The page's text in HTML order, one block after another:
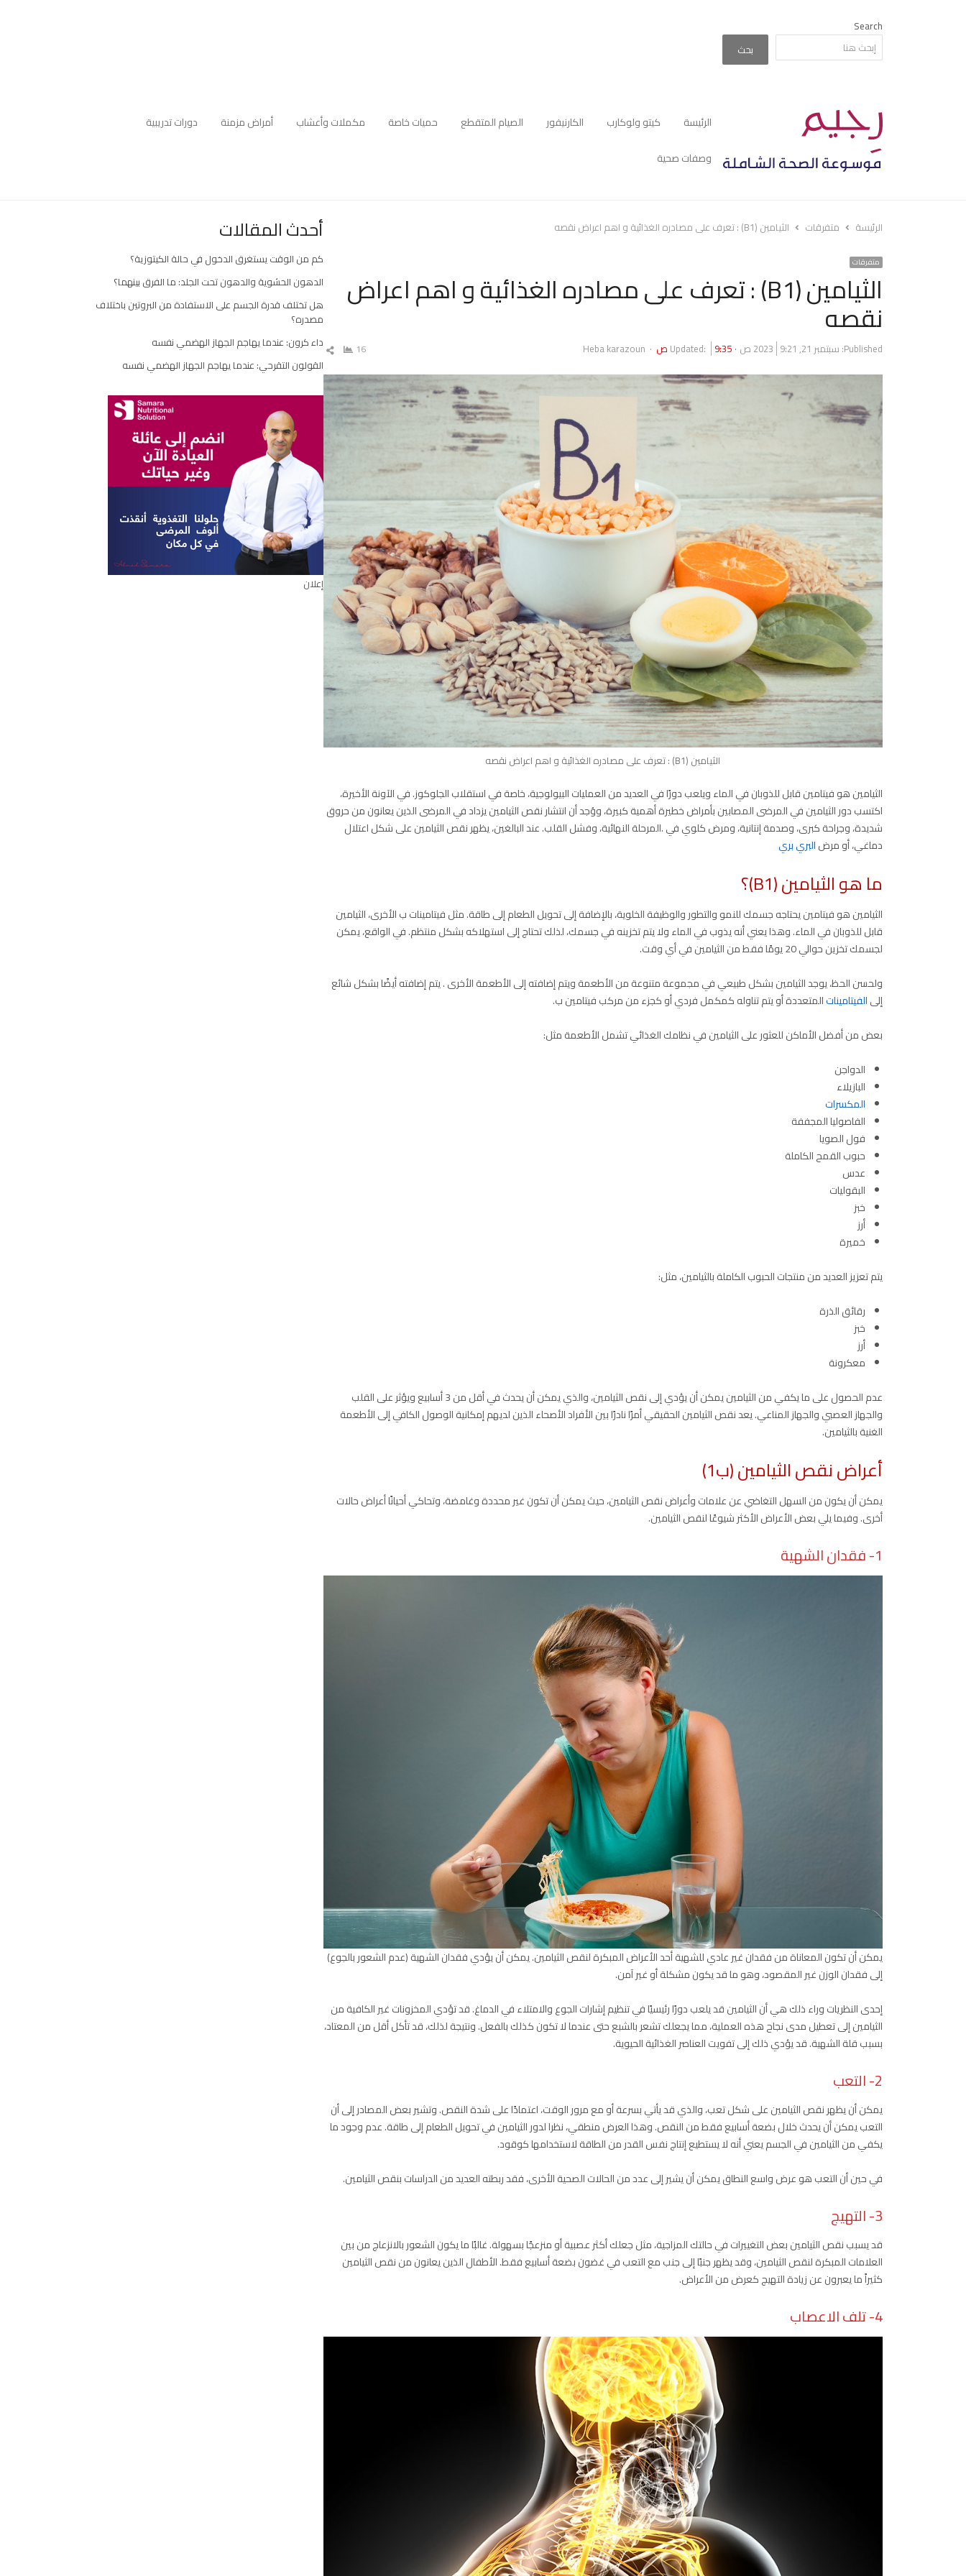
Search
بحث
الرئيسة كيتو ولوكارب الكارنيفور الصيام المتقطع حميات خاصة مكملات وأعشاب أمراض مزمنة
دورات تدريبية
وصفات صحية
الرئيسة متفرقات الثيامين (B1) : تعرف على مصادره الغذائية و اهم اعراض نقصه
متفرقات
الثيامين (B1) : تعرف على مصادره الغذائية و اهم اعراض
نقصه
Published: سبتمبر 21, 2023 9:21 ص Updated: 9:35 ص Author
Heba karazoun
16
شارك
المقال
الثيامين (B1) : تعرف على مصادره الغذائية و اهم اعراض نقصه
الثيامين هو فيتامين قابل للذوبان في الماء ويلعب دورًا في العديد من العمليات البيولوجية، خاصة في استقلاب الجلوكوز. في الآونة الأخيرة،
اكتسب دور الثيامين في المرضى المصابين بأمراض خطيرة أهمية كبيرة، ووُجد أن انتشار نقص الثيامين يزداد في المرضى الذين يعانون من حروق
شديدة، وجراحة كبرى، وصدمة إنتانية، ومرض كلوي في .المرحلة النهائية، وفشل القلب. عند البالغين، يظهر نقص الثيامين على شكل اعتلال
دماغي، أو مرضالبري بري
ما هو الثيامين (B1)؟
الثيامين هو فيتامين يحتاجه جسمك للنمو والتطور والوظيفة الخلوية، بالإضافة إلى تحويل الطعام إلى طاقة. مثل فيتامينات ب الأخرى، الثيامين
قابل للذوبان في الماء. وهذا يعني أنه يذوب في الماء ولا يتم تخزينه في جسمك، لذلك تحتاج إلى استهلاكه بشكل منتظم. في الواقع، يمكن
لجسمك تخزين حوالي 20 يومًا فقط من الثيامين في أي وقت.
ولحسن الحظ، يوجد الثيامين بشكل طبيعي في مجموعة متنوعة من الأطعمة ويتم إضافته إلى الأطعمة الأخرى . يتم إضافته أيضًا بشكل شائع
إلىالفيتاميناتالمتعددة أو يتم تناوله كمكمل فردي أو كجزء من مركب فيتامين ب.
بعض من أفضل الأماكن للعثور على الثيامين في نظامك الغذائي تشمل الأطعمة مثل:
الدواجن
البازيلاء
المكسرات
الفاصوليا المجففة
فول الصويا
حبوب القمح الكاملة
عدس
البقوليات
خبز
أرز
خميرة
يتم تعزيز العديد من منتجات الحبوب الكاملة بالثيامين، مثل:
رقائق الذرة
خبز
أرز
معكرونة
عدم الحصول على ما يكفي من الثيامين يمكن أن يؤدي إلى نقص الثيامين، والذي يمكن أن يحدث في أقل من 3 أسابيع ويؤثر على القلب
والجهاز العصبي والجهاز المناعي. يعد نقص الثيامين الحقيقي أمرًا نادرًا بين الأفراد الأصحاء الذين لديهم إمكانية الوصول الكافي إلى الأطعمة
الغنية بالثيامين.
أعراض نقص الثيامين (ب1)
يمكن أن يكون من السهل التغاضي عن علامات وأعراض نقص الثيامين، حيث يمكن أن تكون غير محددة وغامضة، وتحاكي أحيانًا أعراض حالات
أخرى. وفيما يلي بعض الأعراض الأكثر شيوعًا لنقص الثيامين.
1- فقدان الشهية
يمكن أن تكون المعاناة من فقدان غير عادي للشهية أحد الأعراض المبكرة لنقص الثيامين. يمكن أن يؤدي فقدان الشهية (عدم الشعور بالجوع)
إلى فقدان الوزن غير المقصود، وهو ما قد يكون مشكلة أو غير آمن.
إحدى النظريات وراء ذلك هي أن الثيامين قد يلعب دورًا رئيسيًا في تنظيم إشارات الجوع والامتلاء في الدماغ. قد تؤدي المخزونات غير الكافية من
الثيامين إلى تعطيل مدى نجاح هذه العملية، مما يجعلك تشعر بالشبع حتى عندما لا تكون كذلك بالفعل. ونتيجة لذلك، قد تأكل أقل من المعتاد،
بسبب قلة الشهية. قد يؤدي ذلك إلى تفويت العناصر الغذائية الحيوية.
2- التعب
يمكن أن يظهر نقص الثيامين على شكل تعب، والذي قد يأتي بسرعة أو مع مرور الوقت، اعتمادًا على شدة النقص. وتشير بعض المصادر إلى أن
التعب يمكن أن يحدث خلال بضعة أسابيع فقط من النقص. وهذا العرض منطقي، نظرا لدور الثيامين في تحويل الطعام إلى طاقة. عدم وجود ما
يكفي من الثيامين في الجسم يعني أنه لا يستطيع إنتاج نفس القدر من الطاقة لاستخدامها كوقود.
في حين أن التعب هو عرض واسع النطاق يمكن أن يشير إلى عدد من الحالات الصحية الأخرى، فقد ربطته العديد من الدراسات بنقص الثيامين.
3- التهيج
قد يسبب نقص الثيامين بعض التغييرات في حالتك المزاجية، مثل جعلك أكثر عصبية أو منزعجًا بسهولة. غالبًا ما يكون الشعور بالانزعاج من بين
العلامات المبكرة لنقص الثيامين، وقد يظهر جنبًا إلى جنب مع التعب في غضون بضعة أسابيع فقط. الأطفال الذين يعانون من نقص الثيامين
كثيراً ما يعبرون عن زيادة التهيج كعرض من الأعراض.
4- تلف الاعصاب
أحدث المقالات
كم من الوقت يستغرق الدخول في حالة الكيتوزية؟
الدهون الحشوية والدهون تحت الجلد: ما الفرق بينهما؟
هل تختلف قدرة الجسم على الاستفادة من البروتين باختلاف
مصدره؟
داء كرون: عندما يهاجم الجهاز الهضمي نفسه
القولون التقرحي: عندما يهاجم الجهاز الهضمي نفسه
إعلان